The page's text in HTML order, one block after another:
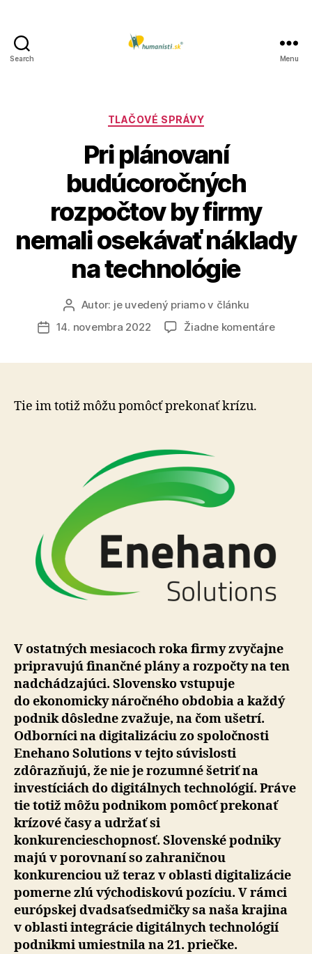
Search Menu
Kategórie
TLAČOVÉ SPRÁVY
Pri plánovaní
budúcoročných
rozpočtov by firmy
nemali osekávať náklady
na technológie
AutorAutor: je uvedený priamo v článku
Dátum
14. novembra 2022 Žiadne komentárena
Tie im totiž môžu pomôcť prekonať krízu.
V ostatných mesiacoch roka firmy zvyčajne
pripravujú finančné plány a rozpočty na ten
nadchádzajúci. Slovensko vstupuje
do ekonomicky náročného obdobia a každý
podnik dôsledne zvažuje, na čom ušetrí.
Odborníci na digitalizáciu zo spoločnosti
Enehano Solutions v tejto súvislosti
zdôrazňujú, že nie je rozumné šetriť na
investíciách do digitálnych technológií. Práve
tie totiž môžu podnikom pomôcť prekonať
krízové časy a udržať si
konkurencieschopnosť. Slovenské podniky
majú v porovnaní so zahraničnou
konkurenciou už teraz v oblasti digitalizácie
pomerne zlú východiskovú pozíciu. V rámci
európskej dvadsaťsedmičky sa naša krajina
v oblasti integrácie digitálnych technológií
podnikmi umiestnila na 21. priečke.